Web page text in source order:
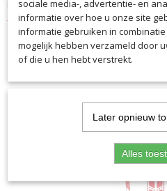
RB4553
Productcode leverancier
RB4553
komt uit in de Bundesliga.2
sociale media-, advertentie- en
informatie over hoe u onze site
informatie gebruiken in
mogelijk hebben verzameld door
of die u hen hebt verstrekt.
Later opnieuw
Alles